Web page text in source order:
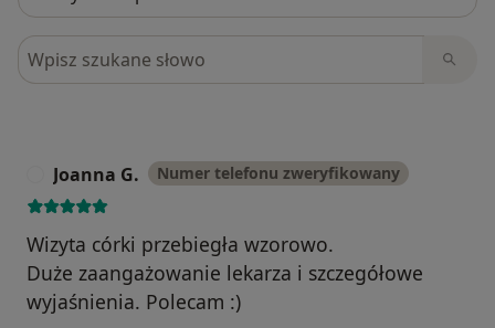
Szukaj w opiniach
Joanna G. Numer telefonu zweryfikowany
Wizyta córki przebiegła wzorowo.
Duże zaangażowanie lekarza i szczegółowe
wyjaśnienia. Polecam :)